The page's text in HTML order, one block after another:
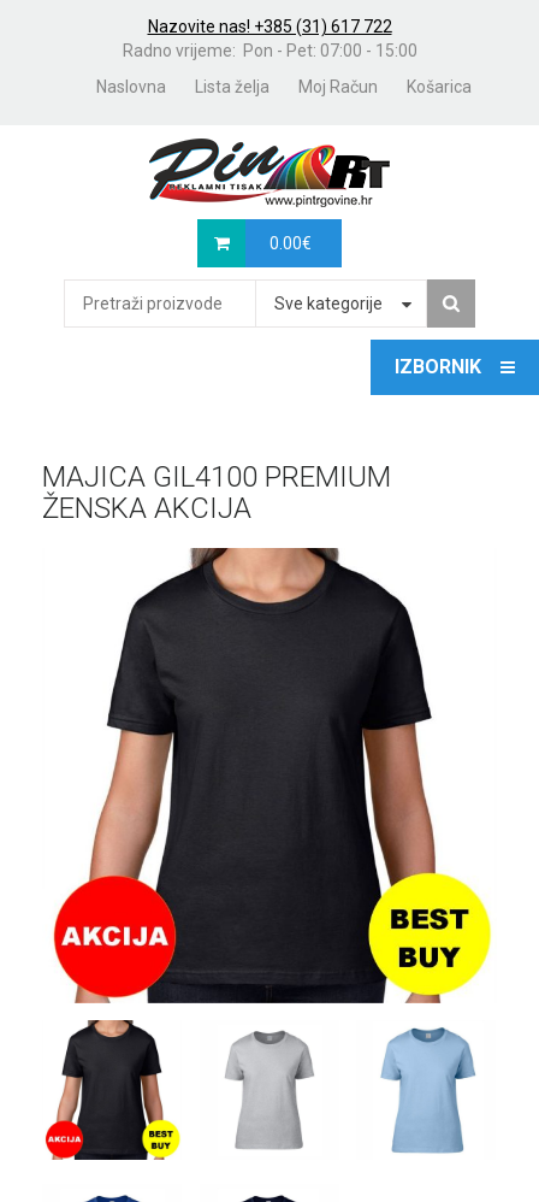
Nazovite nas! +385 (31) 617 722
Radno vrijeme: Pon - Pet: 07:00 - 15:00
Naslovna
Lista želja Moj Račun Košarica
0.00€
Sve kategorije
MAJICA GIL4100 PREMIUM
ŽENSKA AKCIJA